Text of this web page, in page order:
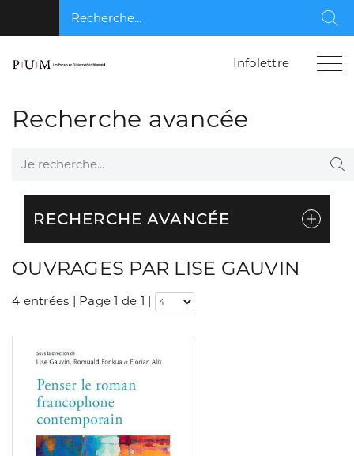
Recherche...
Infolettre
Recherche avancée
Je recherche...
RECHERCHE AVANCÉE
OUVRAGES PAR LISE GAUVIN
4 entrées | Page 1 de 1 |